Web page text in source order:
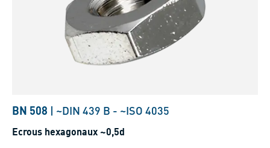
BN 508 | ~DIN 439 B - ~ISO 4035
Ecrous hexagonaux ~0,5d